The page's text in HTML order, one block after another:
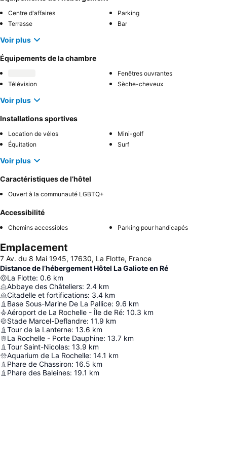
Centre d'affaires
Parking
Terrasse
Bar
Voir plus
Équipements de la chambre
Fenêtres ouvrantes
Télévision
Sèche-cheveux
Voir plus
Installations sportives
Location de vélos
Mini-golf
Équitation
Surf
Voir plus
Caractéristiques de l’hôtel
Ouvert à la communauté LGBTQ+
Accessibilité
Chemins accessibles Parking pour handicapés
Emplacement
7 Av. du 8 Mai 1945, 17630, La Flotte, France
Distance de l’hébergement Hôtel La Galiote en Ré
La Flotte: 0.6 km
Abbaye des Châteliers: 2.4 km
Citadelle et fortifications: 3.4 km
Base Sous-Marine De La Pallice: 9.6 km
Aéroport de La Rochelle - Île de Ré: 10.3 km
Stade Marcel-Deflandre: 11.9 km
Tour de la Lanterne: 13.6 km
La Rochelle - Porte Dauphine: 13.7 km
Tour Saint-Nicolas: 13.9 km
Aquarium de La Rochelle: 14.1 km
Phare de Chassiron: 16.5 km
Phare des Baleines: 19.1 km